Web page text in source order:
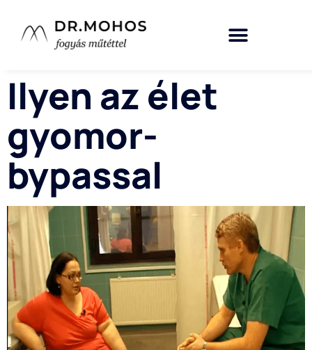
Ilyen az élet
gyomor-
bypassal